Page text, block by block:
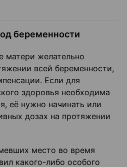
беременности
матери желательно
всей беременности,
Если для
здоровья необходима
её нужно начинать или
дозах на протяжении
место во время
какого-либо особого